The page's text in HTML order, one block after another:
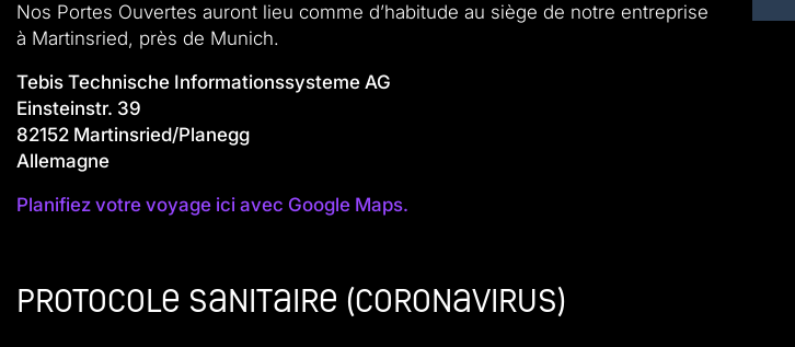
Nos Portes Ouvertes auront lieu comme d’habitude au siège de notre entreprise
à Martinsried, près de Munich.
Tebis Technische Informationssysteme AG
Einsteinstr. 39
82152 Martinsried/Planegg
Allemagne
Planifiez votre voyage ici avec Google Maps.
Protocole sanitaire (Coronavirus)